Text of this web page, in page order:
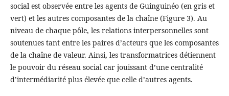
social est observée entre les agents de Guinguinéo (en gris et
vert) et les autres composantes de la chaîne (Figure 3). Au
niveau de chaque pôle, les relations interpersonnelles sont
soutenues tant entre les paires d’acteurs que les composantes
de la chaîne de valeur. Ainsi, les transformatrices détiennent
le pouvoir du réseau social car jouissant d’une centralité
d’intermédiarité plus élevée que celle d’autres agents.